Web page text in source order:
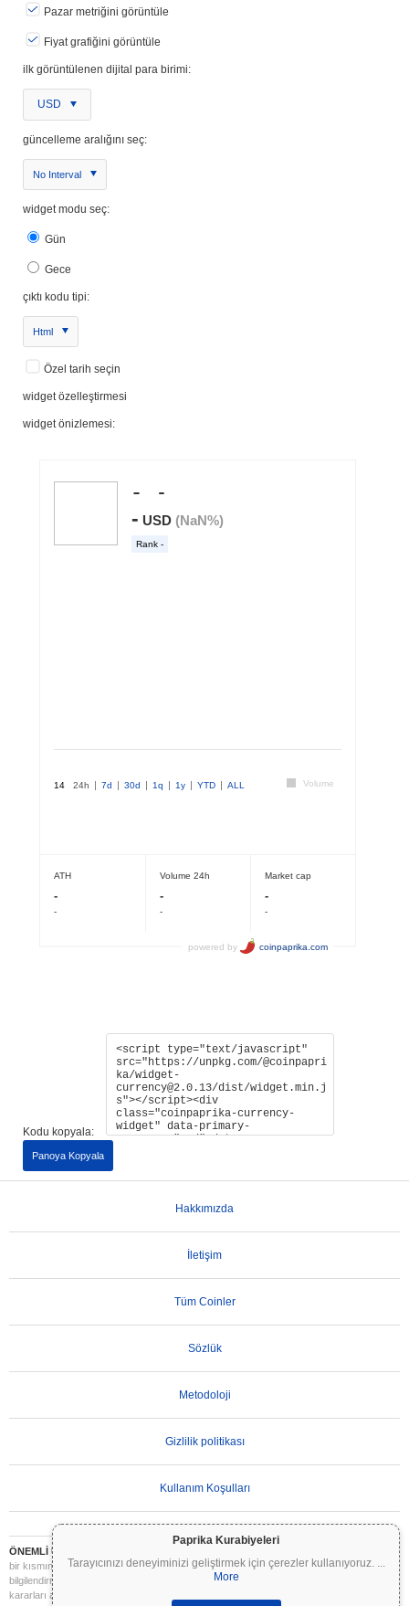
Paprika Kurabiyeleri
Tarayıcınızı deneyiminizi geliştirmek için çerezler kullanıyoruz. ...
More
Pazar metriğini görüntüle
Fiyat grafiğini görüntüle
ilk görüntülenen dijital para birimi:
USD
güncelleme aralığını seç:
No Interval
widget modu seç:
Gün
Gece
çıktı kodu tipi:
Html
Özel tarih seçin
widget özelleştirmesi
widget önizlemesi:
Kodu kopyala:
Panoya Kopyala
Hakkımızda
İletişim
Tüm Coinler
Sözlük
Metodoloji
Gizlilik politikası
Kullanım Koşulları
ÖNEMLİ UYARI:
bir kısmını veya tamamını kaybedebilirsiniz. Coinpaprika üzerindeki tüm bilgiler yalnızca
bilgilendirme amaçlıdır ve finansal veya yatırım tavsiyesi niteliği taşımaz. Yatırım
kararları almadan önce daima kendi araştırmanızı yapın (DYOR) ve nitelikli bir finansal